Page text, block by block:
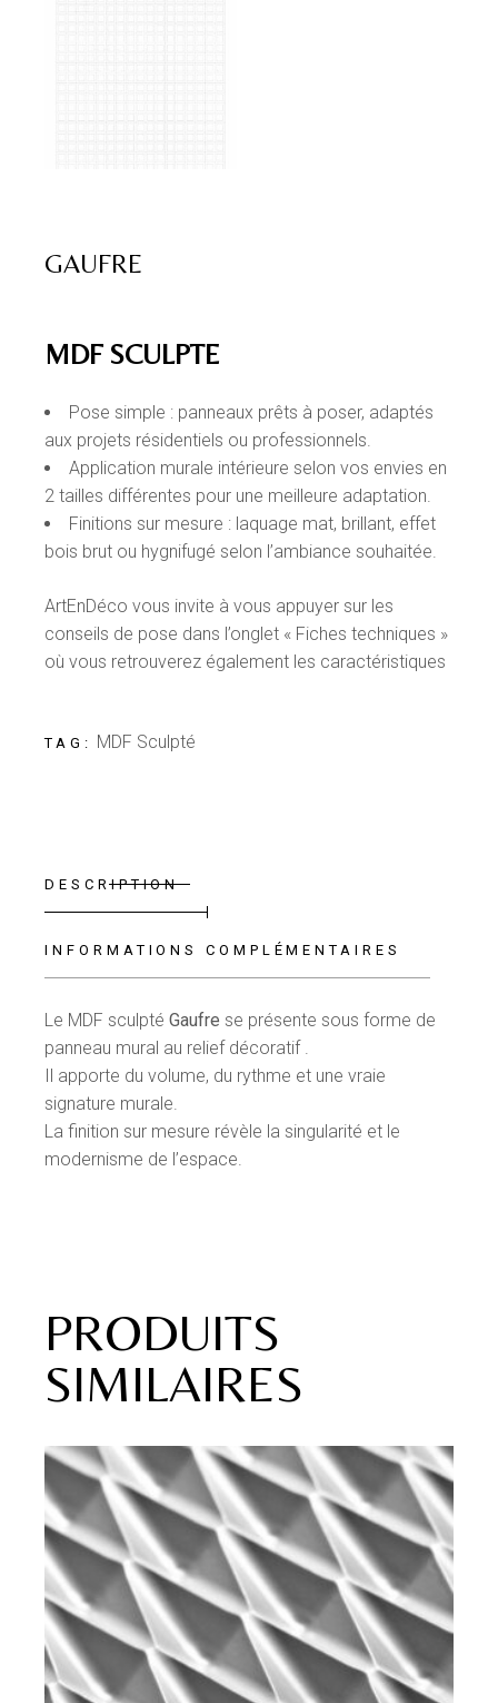
GAUFRE
MDF SCULPTE
Pose simple : panneaux prêts à poser, adaptés
aux projets résidentiels ou professionnels.
Application murale intérieure selon vos envies en
2 tailles différentes pour une meilleure adaptation.
Finitions sur mesure : laquage mat, brillant, effet
bois brut ou hygnifugé selon l’ambiance souhaitée.
ArtEnDéco vous invite à vous appuyer sur les
conseils de pose dans l’onglet « Fiches techniques »
où vous retrouverez également les caractéristiques
TAG: MDF Sculpté
DESCRIPTION
INFORMATIONS COMPLÉMENTAIRES
Le MDF sculptéGaufre se présente sous forme de
panneau mural au relief décoratif .
Il apporte du volume, du rythme et une vraie
signature murale.
La finition sur mesure révèle la singularité et le
modernisme de l’espace.
PRODUITS
SIMILAIRES